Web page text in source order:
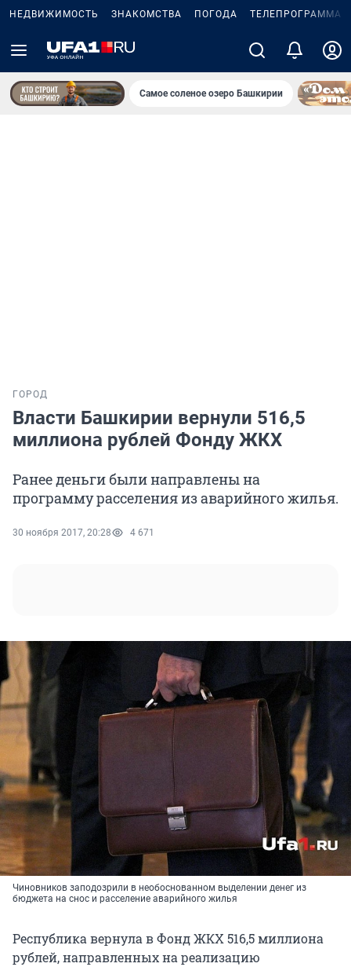
НЕДВИЖИМОСТЬ ЗНАКОМСТВА ПОГОДА ТЕЛЕПРОГРАММА
Самое соленое озеро Башкирии
ГОРОД
Власти Башкирии вернули 516,5
миллиона рублей Фонду ЖКХ
Ранее деньги были направлены на
программу расселения из аварийного жилья.
30 ноября 2017, 20:28 4 671
Чиновников заподозрили в необоснованном выделении денег из
бюджета на снос и расселение аварийного жилья
Республика вернула в Фонд ЖКХ 516,5 миллиона
рублей, направленных на реализацию